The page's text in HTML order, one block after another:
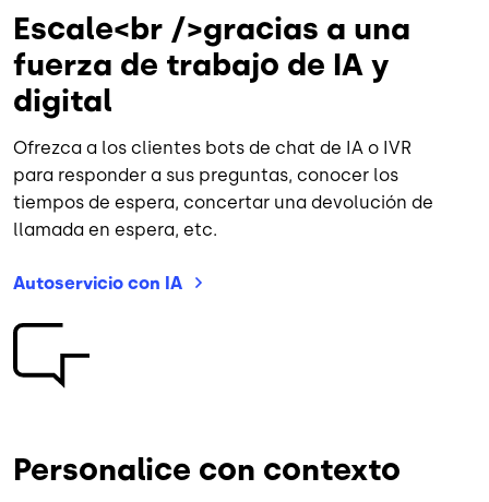
Escale<br />gracias a una
fuerza de trabajo de IA y
digital
Ofrezca a los clientes bots de chat de IA o IVR
para responder a sus preguntas, conocer los
tiempos de espera, concertar una devolución de
llamada en espera, etc.
Autoservicio con IA
Imagen
Personalice con contexto